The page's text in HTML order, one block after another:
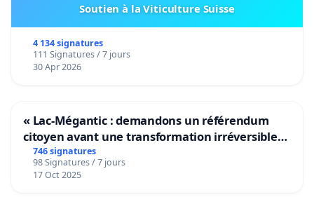
Soutien à la Viticulture Suisse
4 134 signatures
111 Signatures / 7 jours
30 Apr 2026
« Lac-Mégantic : demandons un référendum
citoyen avant une transformation irréversible
de notre territoire »
746 signatures
98 Signatures / 7 jours
17 Oct 2025